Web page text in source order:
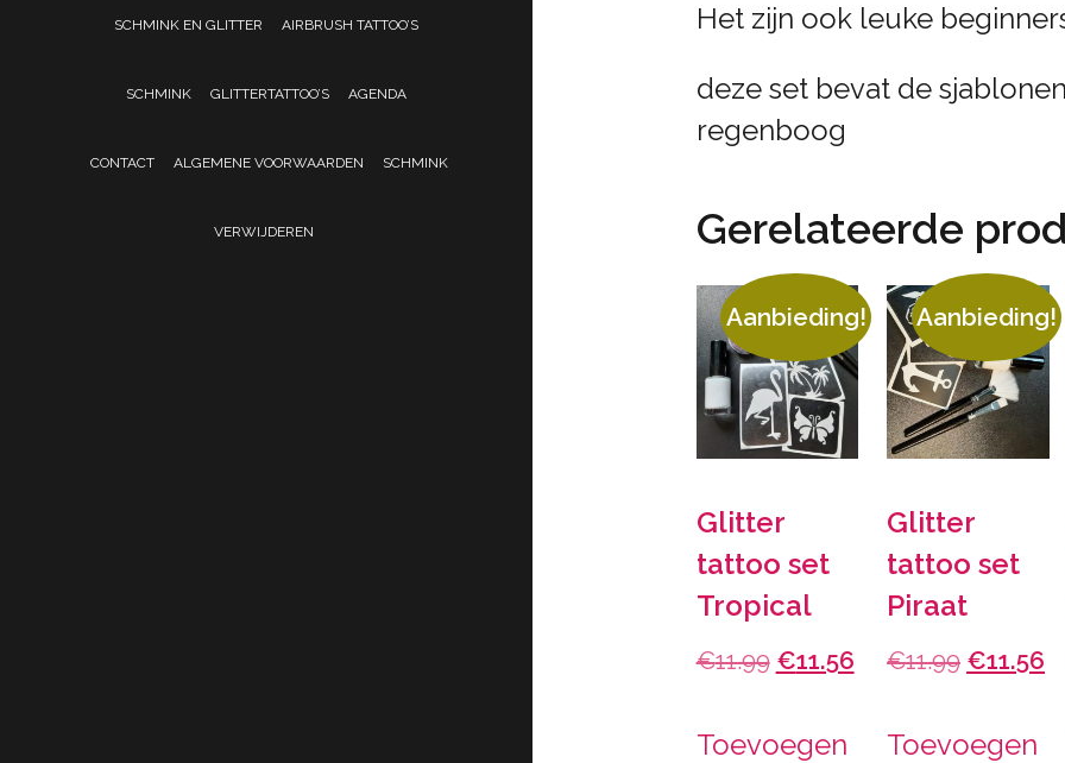
SCHMINK EN GLITTER AIRBRUSH TATTOO’S
SCHMINK GLITTERTATTOO’S AGENDA
CONTACT ALGEMENE VOORWAARDEN SCHMINK
VERWIJDEREN
Het zijn ook leuke
deze set bevat de
regenboog
Gerelateerde
Aanbieding!
Glitter
tattoo set
Tropical
€11.99 Oorspronkelijke
was:
€11.56Huidige
Toevoegen
Aanbieding!
Glitter
tattoo set
Piraat
€11.99
was:
€11.56
Toevoegen